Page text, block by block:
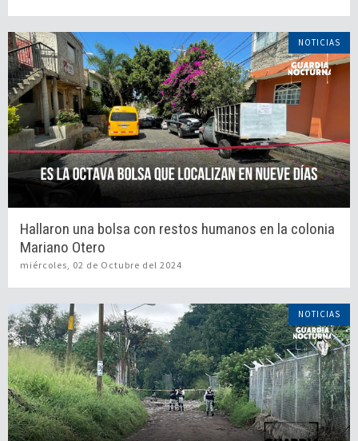
NOTICIAS
Hallaron una bolsa con restos humanos en la colonia
Mariano Otero
miércoles, 02 de Octubre del 2024
NOTICIAS